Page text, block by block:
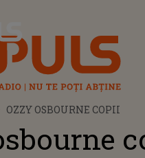
OZZY OSBOURNE COPII